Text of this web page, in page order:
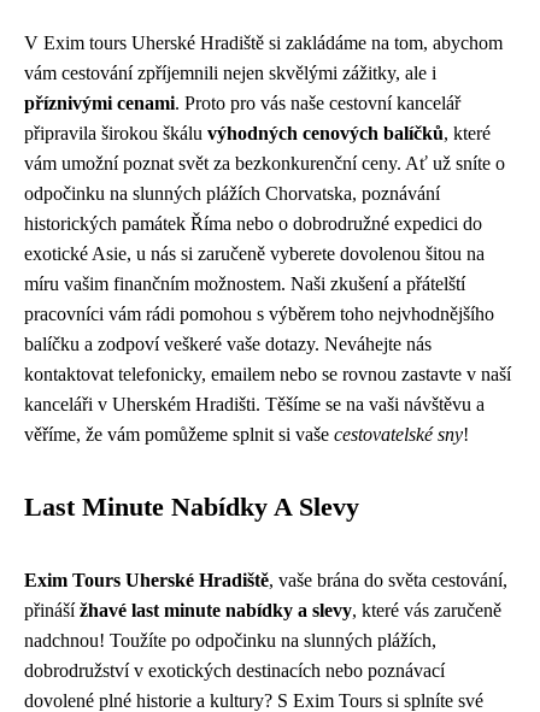
V Exim tours Uherské Hradiště si zakládáme na tom, abychom
vám cestování zpříjemnili nejen skvělými zážitky, ale i
příznivými cenami. Proto pro vás naše cestovní kancelář
připravila širokou škálu výhodných cenových balíčků, které
vám umožní poznat svět za bezkonkurenční ceny. Ať už sníte o
odpočinku na slunných plážích Chorvatska, poznávání
historických památek Říma nebo o dobrodružné expedici do
exotické Asie, u nás si zaručeně vyberete dovolenou šitou na
míru vašim finančním možnostem. Naši zkušení a přátelští
pracovníci vám rádi pomohou s výběrem toho nejvhodnějšího
balíčku a zodpoví veškeré vaše dotazy. Neváhejte nás
kontaktovat telefonicky, emailem nebo se rovnou zastavte v naší
kanceláři v Uherském Hradišti. Těšíme se na vaši návštěvu a
věříme, že vám pomůžeme splnit si vaše cestovatelské sny!
Last Minute Nabídky A Slevy
Exim Tours Uherské Hradiště, vaše brána do světa cestování,
přinášížhavé last minute nabídky a slevy, které vás zaručeně
nadchnou! Toužíte po odpočinku na slunných plážích,
dobrodružství v exotických destinacích nebo poznávací
dovolené plné historie a kultury? S Exim Tours si splníte své